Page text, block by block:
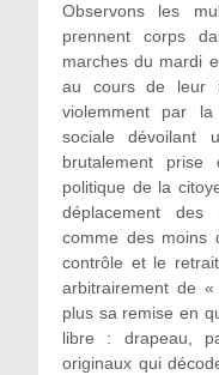
Observons les
prennent corps
marches du mardi
au cours de leur
violemment par
sociale
brutalement
politique de la
déplacement des
comme des moins
contrôle et le
arbitrairement de
plus sa remise en
libre : drapeau,
originaux qui